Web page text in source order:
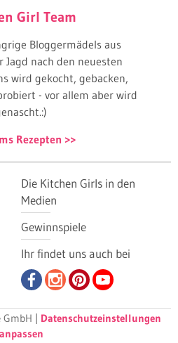
Girl Team
Bloggermädels aus
Jagd nach den neuesten
wird gekocht, gebacken,
- vor allem aber wird
Rezepten
Die Kitchen Girls in den
Medien
Gewinnspiele
Ihr findet uns auch bei
| Datenschutzeinstellungen
anpassen